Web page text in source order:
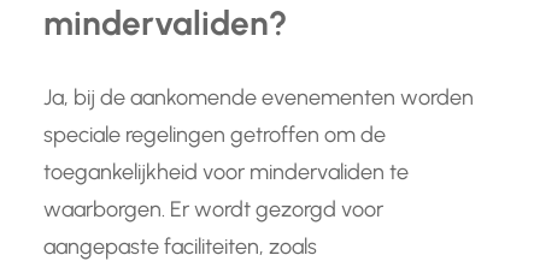
mindervaliden?
Ja, bij de aankomende evenementen worden
speciale regelingen getroffen om de
toegankelijkheid voor mindervaliden te
waarborgen. Er wordt gezorgd voor
aangepaste faciliteiten, zoals